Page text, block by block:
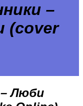
–
(cover
Люби